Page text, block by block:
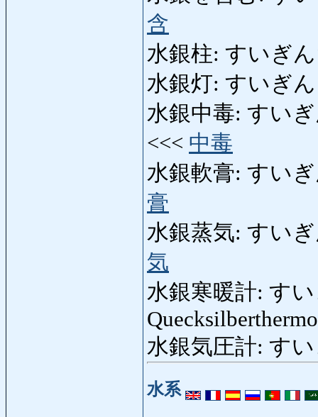
含
水銀柱: すいぎ
水銀灯: すいぎ
水銀中毒: すい
<<< 中毒
水銀軟膏: すい
膏
水銀蒸気: すい
気
水銀寒暖計: す
水銀気圧計: すい
水系